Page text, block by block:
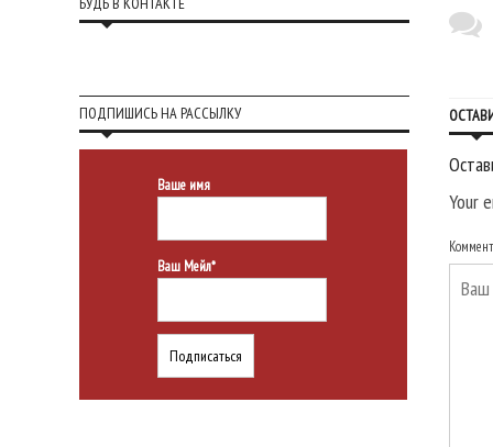
Your
ПОДПИШИСЬ НА РАССЫЛКУ
Ваше имя
Ваш Мейл*